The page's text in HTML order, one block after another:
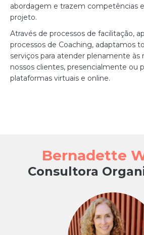
abordagem e trazem competências
projeto.
Através de processos de facilitação,
processos de Coaching, adaptamos
serviços para atender plenamente às
nossos clientes, presencialmente ou
plataformas virtuais e online.
Bernadette
Consultora